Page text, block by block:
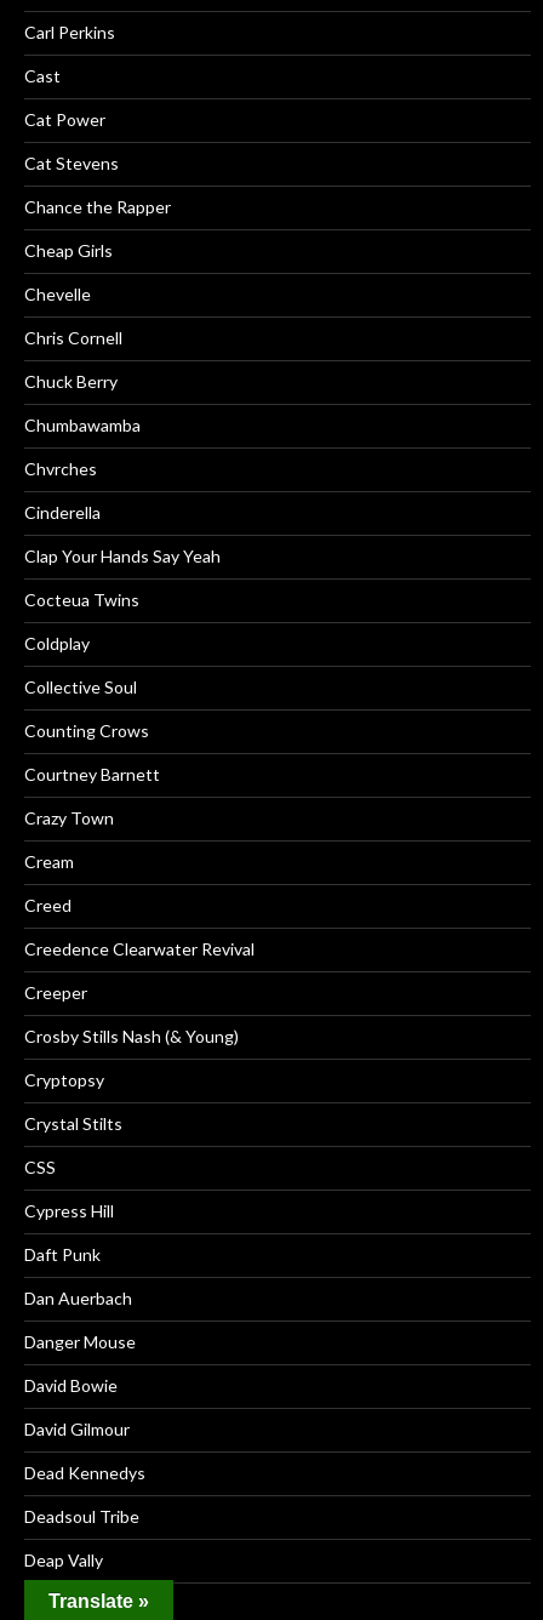
Carl Perkins
Cast
Cat Power
Cat Stevens
Chance the Rapper
Cheap Girls
Chevelle
Chris Cornell
Chuck Berry
Chumbawamba
Chvrches
Cinderella
Clap Your Hands Say Yeah
Cocteua Twins
Coldplay
Collective Soul
Counting Crows
Courtney Barnett
Crazy Town
Cream
Creed
Creedence Clearwater Revival
Creeper
Crosby Stills Nash (& Young)
Cryptopsy
Crystal Stilts
CSS
Cypress Hill
Daft Punk
Dan Auerbach
Danger Mouse
David Bowie
David Gilmour
Dead Kennedys
Deadsoul Tribe
Deap Vally
Death
Translate »